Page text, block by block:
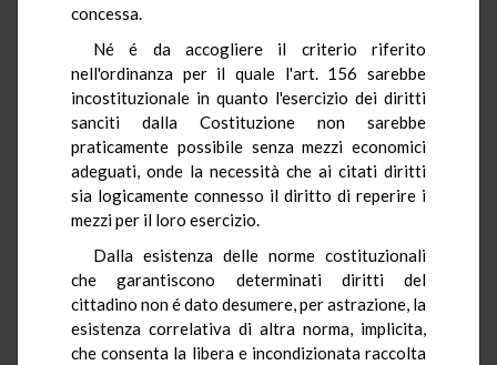
concessa.
Né é da accogliere il criterio riferito
nell'ordinanza per il quale l'art. 156 sarebbe
incostituzionale in quanto l'esercizio dei diritti
sanciti dalla Costituzione non sarebbe
praticamente possibile senza mezzi economici
adeguati, onde la necessità che ai citati diritti
sia logicamente connesso il diritto di reperire i
mezzi per il loro esercizio.
Dalla esistenza delle norme costituzionali
che garantiscono determinati diritti del
cittadino non é dato desumere, per astrazione, la
esistenza correlativa di altra norma, implicita,
che consenta la libera e incondizionata raccolta